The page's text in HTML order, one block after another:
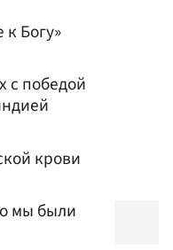
Богу»
с победой
крови
мы были